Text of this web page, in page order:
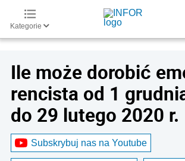
Kategorie
Ile może dorobić
rencista od 1
do 29 lutego 2020 r.
Subskrybuj nas na Youtube